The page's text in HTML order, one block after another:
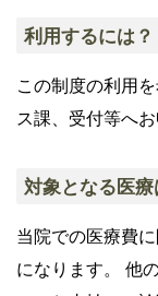
利用するには？
この制度の利用
ス課、受付等へ
対象となる医療
当院での医療費
になります。 他